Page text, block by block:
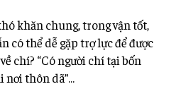
khăn chung, trong vận tốt,
có thể dễ gặp trợ lực để được
chí? “Có người chí tại bốn
nơi thôn dã”…